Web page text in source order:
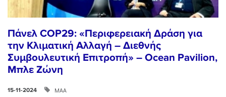
Πάνελ COP29: «Περιφερειακή Δράση για
την Κλιματική Αλλαγή – Διεθνής
Συμβουλευτική Επιτροπή» – Ocean Pavilion,
Μπλε Ζώνη
15-11-2024 ΜΑΑ